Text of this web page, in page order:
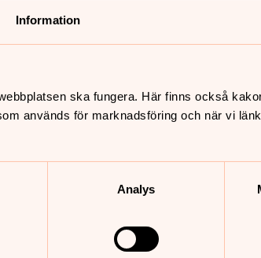
Information
ska fungera. Här finns också
används för marknadsföring och när vi
Analys